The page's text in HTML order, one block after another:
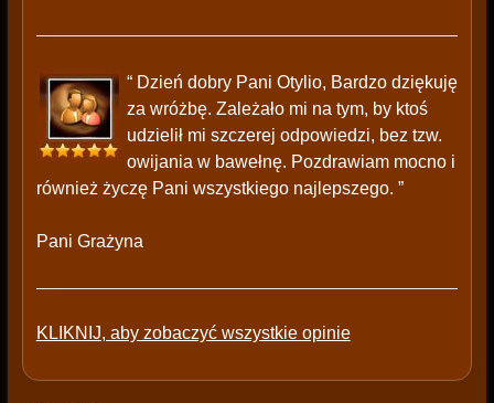
“ Dzień dobry Pani Otylio, Bardzo dziękuję
za wróżbę. Zależało mi na tym, by ktoś
udzielił mi szczerej odpowiedzi, bez tzw.
owijania w bawełnę. Pozdrawiam mocno i
również życzę Pani wszystkiego najlepszego. ”
Pani Grażyna
KLIKNIJ, aby zobaczyć wszystkie opinie